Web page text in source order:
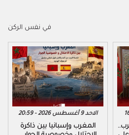
في نفس الركن
الاحد 9 أغسطس 2026 - 20:59
المغرب وإسبانيا بين ذاكرة